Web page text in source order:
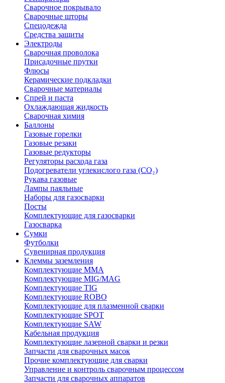
Сварочное покрывало
Сварочные шторы
Спецодежда
Средства защиты
Электроды
Сварочная проволока
Присадочные прутки
Флюсы
Керамические подкладки
Сварочные материалы
Спрей и паста
Охлаждающая жидкость
Сварочная химия
Баллоны
Газовые горелки
Газовые резаки
Газовые редукторы
Регуляторы расхода газа
Подогреватели углекислого газа (CO₂)
Рукава газовые
Лампы паяльные
Наборы для газосварки
Посты
Комплектующие для газосварки
Газосварка
Сумки
Футболки
Сувенирная продукция
Клеммы заземления
Комплектующие ММА
Комплектующие MIG/MAG
Комплектующие TIG
Комплектующие ROBO
Комплектующие для плазменной сварки
Комплектующие SPOT
Комплектующие SAW
Кабельная продукция
Комплектующие лазерной сварки и резки
Запчасти для сварочных масок
Прочие комплектующие для сварки
Управление и контроль сварочным процессом
Запчасти для сварочных аппаратов